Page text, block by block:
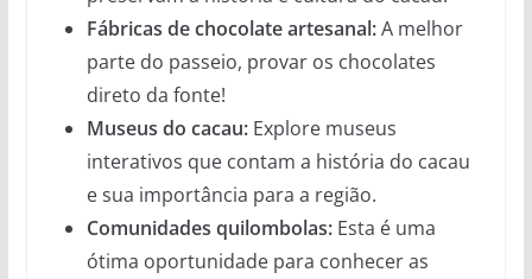
Fábricas de chocolate artesanal:A melhor
parte do passeio, provar os chocolates
direto da fonte!
Museus do cacau:Explore museus
interativos que contam a história do cacau
e sua importância para a região.
Comunidades quilombolas:Esta é uma
ótima oportunidade para conhecer as